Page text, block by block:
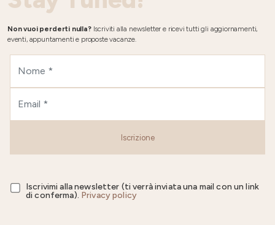
Non vuoi perderti nulla?Iscriviti alla newsletter e ricevi tutti gli aggiornamenti,
eventi, appuntamenti e proposte vacanze.
Iscrizione
Iscrivimi alla newsletter (ti verrà inviata una mail con un link
di conferma). Privacy policy